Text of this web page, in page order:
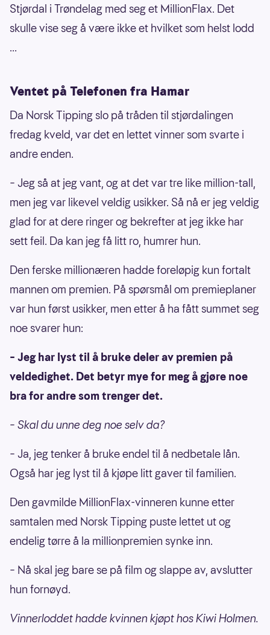
Stjørdal i Trøndelag med seg et MillionFlax. Det
skulle vise seg å være ikke et hvilket som helst lodd
...
Ventet på Telefonen fra Hamar
Da Norsk Tipping slo på tråden til stjørdalingen
fredag kveld, var det en lettet vinner som svarte i
andre enden.
– Jeg så at jeg vant, og at det var tre like million-tall,
men jeg var likevel veldig usikker. Så nå er jeg veldig
glad for at dere ringer og bekrefter at jeg ikke har
sett feil. Da kan jeg få litt ro, humrer hun.
Den ferske millionæren hadde foreløpig kun fortalt
mannen om premien. På spørsmål om premieplaner
var hun først usikker, men etter å ha fått summet seg
noe svarer hun:
– Jeg har lyst til å bruke deler av premien på
veldedighet. Det betyr mye for meg å gjøre noe
bra for andre som trenger det.
– Skal du unne deg noe selv da?
– Ja, jeg tenker å bruke endel til å nedbetale lån.
Også har jeg lyst til å kjøpe litt gaver til familien.
Den gavmilde MillionFlax-vinneren kunne etter
samtalen med Norsk Tipping puste lettet ut og
endelig tørre å la millionpremien synke inn.
– Nå skal jeg bare se på film og slappe av, avslutter
hun fornøyd.
Vinnerloddet hadde kvinnen kjøpt hos Kiwi Holmen.